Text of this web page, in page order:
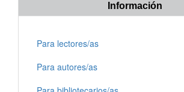
Información
Para lectores/as
Para autores/as